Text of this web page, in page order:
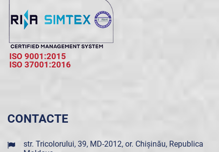
ISO 9001:2015
ISO 37001:2016
CONTACTE
str. Tricolorului, 39, MD-2012, or. Chișinău, Republica